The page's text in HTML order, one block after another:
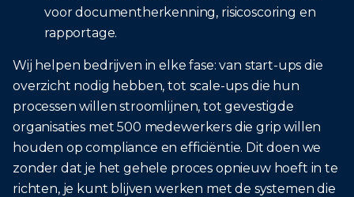
voor documentherkenning, risicoscoring en
rapportage.
Wij helpen bedrijven in elke fase: van start-ups die
overzicht nodig hebben, tot scale-ups die hun
processen willen stroomlijnen, tot gevestigde
organisaties met 500 medewerkers die grip willen
houden op compliance en efficiëntie. Dit doen we
zonder dat je het gehele proces opnieuw hoeft in te
richten, je kunt blijven werken met de systemen die